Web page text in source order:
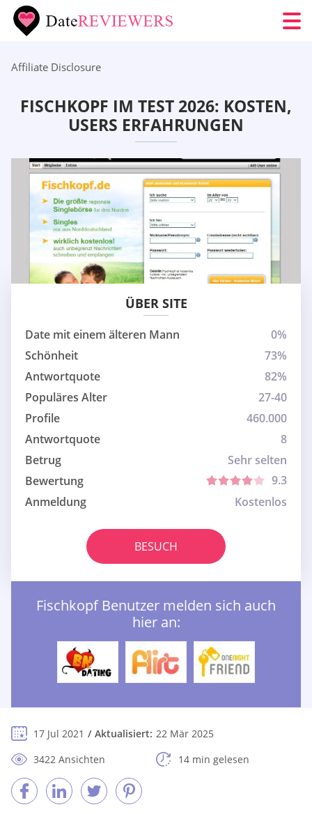
Affiliate Disclosure
FISCHKOPF IM TEST 2026: KOSTEN,
USERS ERFAHRUNGEN
ÜBER SITE
Date mit einem älteren Mann
0%
Schönheit
73%
Antwortquote
82%
Populäres Alter
27-40
Profile
460.000
Antwortquote
8
Betrug
Sehr selten
Bewertung
9.3
Anmeldung
Kostenlos
BESUCH
Fischkopf Benutzer melden sich auch
hier an:
17 Jul 2021 Aktualisiert: 22 Mär 2025
3422 Ansichten
14 min gelesen